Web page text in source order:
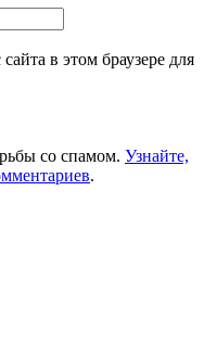
в этом браузере для
со спамом. Узнайте,
.